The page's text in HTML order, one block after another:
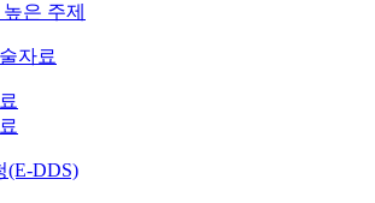
은 주제
자료
(E-DDS)